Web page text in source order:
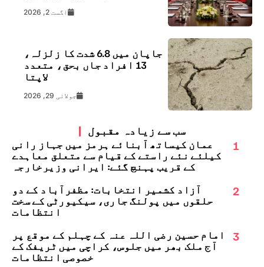
اگست 2, 2026
جاپان میں 6.8 شدت کا زلزلہ،
13 افراد جاں بحق، متعدد
لاپتا
جولائی 29, 2026
سب سے زیادہ مقبول
1
عمان کیساتھ آبنائے ہرمز میں جہاز رانی
کیلئے نئے راستے کے قیام سے متعلق معاہدے
کے قریب پہنچ گئے: ایرانی وزیرخارجہ
2
آزاد کشمیر انتخابات: مظفرآباد کے دو
حلقوں میں پولنگ جاری، سیکیورٹی کے سخت
انتظامات
3
امام حسین رضی اللہ عنہ کے چہلم کے موقع پر
آج ملک بھر میں جلوس، کراچی میں ٹریفک کے
خصوصی انتظامات